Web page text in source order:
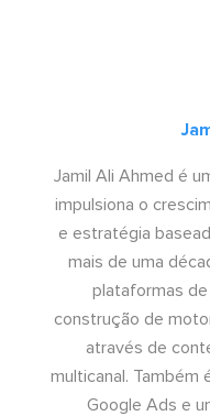
Jamil Ali Ahmed é
impulsiona o
e estratégia
mais de uma
plataformas de
construção de
através de
multicanal. Também
Google Ads e